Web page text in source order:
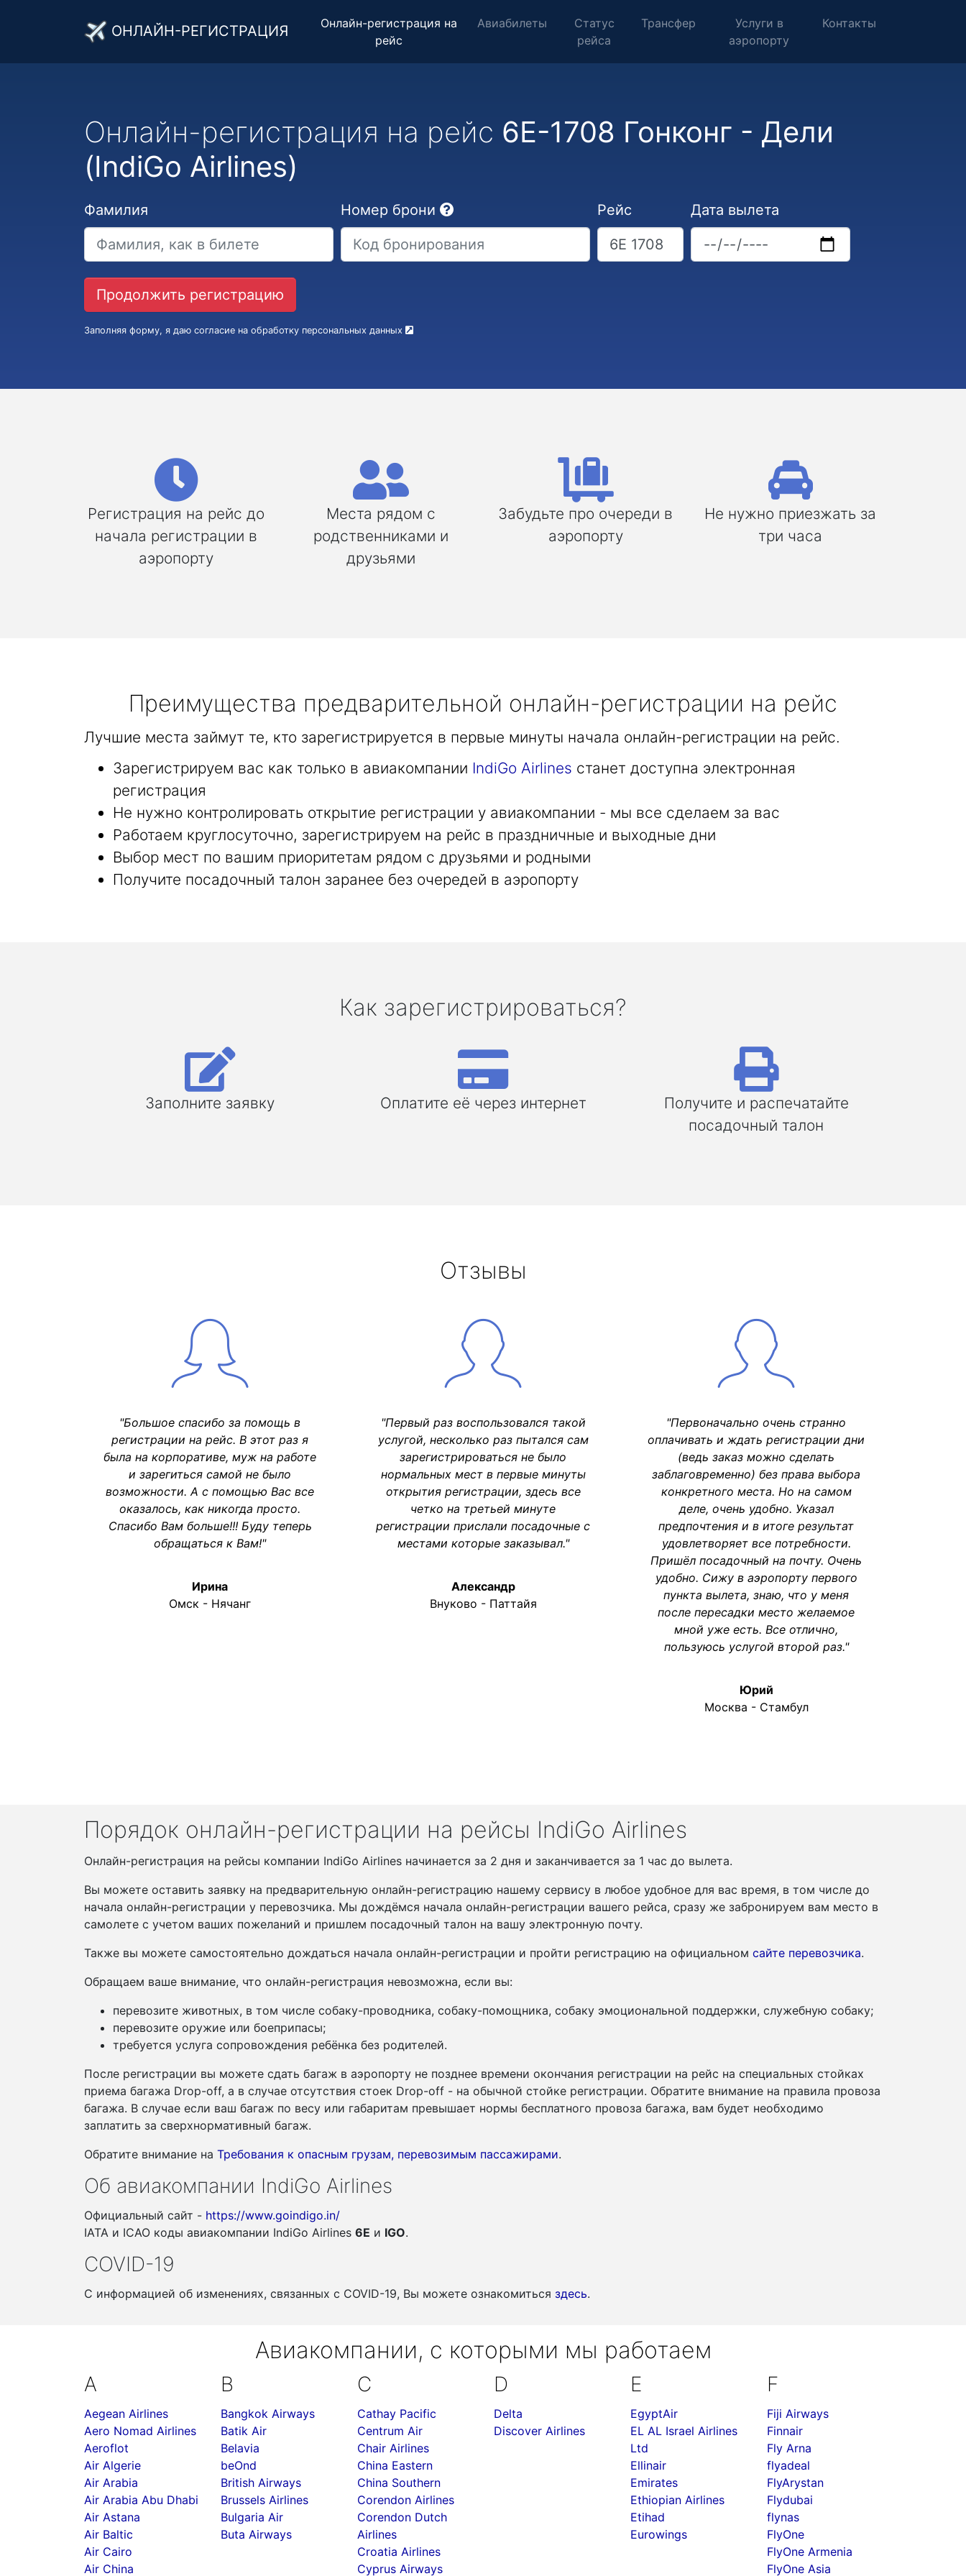
ОНЛАЙН-РЕГИСТРАЦИЯ
Онлайн-регистрация на
рейс
Авиабилеты
Статус
рейса
Трансфер
Услуги в
аэропорту
Контакты
Онлайн-регистрация на рейс 6E-1708 Гонконг - Дели
(IndiGo Airlines)
Фамилия Номер брони Рейс Дата вылета
Заполняя форму, я даю согласие на обработку персональных данных
Регистрация на рейс до
начала регистрации в
аэропорту
Места рядом с
родственниками и
друзьями
Забудьте про очереди в
аэропорту
Не нужно приезжать за
три часа
Преимущества предварительной онлайн-регистрации на рейс
Лучшие места займут те, кто зарегистрируется в первые минуты начала онлайн-регистрации на рейс.
Зарегистрируем вас как только в авиакомпании IndiGo Airlines станет доступна электронная
регистрация
Не нужно контролировать открытие регистрации у авиакомпании - мы все сделаем за вас
Работаем круглосуточно, зарегистрируем на рейс в праздничные и выходные дни
Выбор мест по вашим приоритетам рядом с друзьями и родными
Получите посадочный талон заранее без очередей в аэропорту
Как зарегистрироваться?
Заполните заявку Оплатите её через интернет
Получите и распечатайте
посадочный талон
Отзывы
"Большое спасибо за помощь в
регистрации на рейс. В этот раз я
была на корпоративе, муж на работе
и зарегиться самой не было
возможности. А с помощью Вас все
оказалось, как никогда просто.
Спасибо Вам больше!!! Буду теперь
обращаться к Вам!"
Ирина
Омск - Нячанг
"Первый раз воспользовался такой
услугой, несколько раз пытался сам
зарегистрироваться не было
нормальных мест в первые минуты
открытия регистрации, здесь все
четко на третьей минуте
регистрации прислали посадочные с
местами которые заказывал."
Александр
Внуково - Паттайя
"Первоначально очень странно
оплачивать и ждать регистрации дни
(ведь заказ можно сделать
заблаговременно) без права выбора
конкретного места. Но на самом
деле, очень удобно. Указал
предпочтения и в итоге результат
удовлетворяет все потребности.
Пришёл посадочный на почту. Очень
удобно. Сижу в аэропорту первого
пункта вылета, знаю, что у меня
после пересадки место желаемое
мной уже есть. Все отлично,
пользуюсь услугой второй раз."
Юрий
Москва - Стамбул
Порядок онлайн-регистрации на рейсы IndiGo Airlines
Онлайн-регистрация на рейсы компании IndiGo Airlines начинается за 2 дня и заканчивается за 1 час до вылета.
Вы можете оставить заявку на предварительную онлайн-регистрацию нашему сервису в любое удобное для вас время, в том числе до
начала онлайн-регистрации у перевозчика. Мы дождёмся начала онлайн-регистрации вашего рейса, сразу же забронируем вам место в
самолете с учетом ваших пожеланий и пришлем посадочный талон на вашу электронную почту.
Также вы можете самостоятельно дождаться начала онлайн-регистрации и пройти регистрацию на официальном сайте перевозчика.
Обращаем ваше внимание, что онлайн-регистрация невозможна, если вы:
перевозите животных, в том числе собаку-проводника, собаку-помощника, собаку эмоциональной поддержки, служебную собаку;
перевозите оружие или боеприпасы;
требуется услуга сопровождения ребёнка без родителей.
После регистрации вы можете сдать багаж в аэропорту не позднее времени окончания регистрации на рейс на специальных стойках
приема багажа Drop-off, а в случае отсутствия стоек Drop-off - на обычной стойке регистрации. Обратите внимание на правила провоза
багажа. В случае если ваш багаж по весу или габаритам превышает нормы бесплатного провоза багажа, вам будет необходимо
заплатить за сверхнормативный багаж.
Обратите внимание на Требования к опасным грузам, перевозимым пассажирами.
Об авиакомпании IndiGo Airlines
Официальный сайт - https://www.goindigo.in/
IATA и ICAO коды авиакомпании IndiGo Airlines 6E и IGO.
COVID-19
С информацией об изменениях, связанных c COVID-19, Вы можете ознакомиться здесь.
Авиакомпании, с которыми мы работаем
A
Aegean Airlines
Aero Nomad Airlines
Aeroflot
Air Algerie
Air Arabia
Air Arabia Abu Dhabi
Air Astana
Air Baltic
Air Cairo
Air China
B
Bangkok Airways
Batik Air
Belavia
beOnd
British Airways
Brussels Airlines
Bulgaria Air
Buta Airways
C
Cathay Pacific
Centrum Air
Chair Airlines
China Eastern
China Southern
Corendon Airlines
Corendon Dutch
Airlines
Croatia Airlines
Cyprus Airways
D
Delta
Discover Airlines
E
EgyptAir
EL AL Israel Airlines
Ltd
Ellinair
Emirates
Ethiopian Airlines
Etihad
Eurowings
F
Fiji Airways
Finnair
Fly Arna
flyadeal
FlyArystan
Flydubai
flynas
FlyOne
FlyOne Armenia
FlyOne Asia